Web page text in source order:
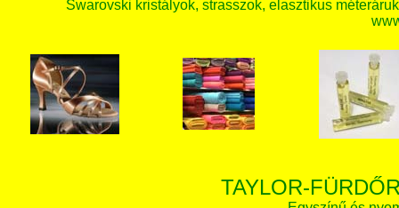
Swarovski kristályok, strasszok, elasztikus
TAYLOR-